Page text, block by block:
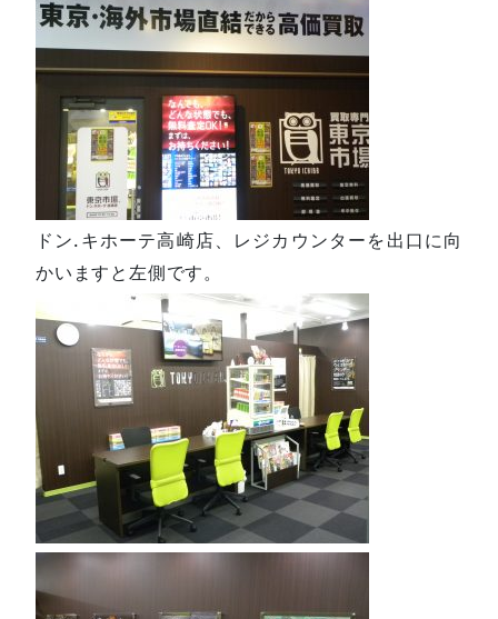
ドン.キホーテ高崎店、レジカウンターを出口に向
かいますと左側です。